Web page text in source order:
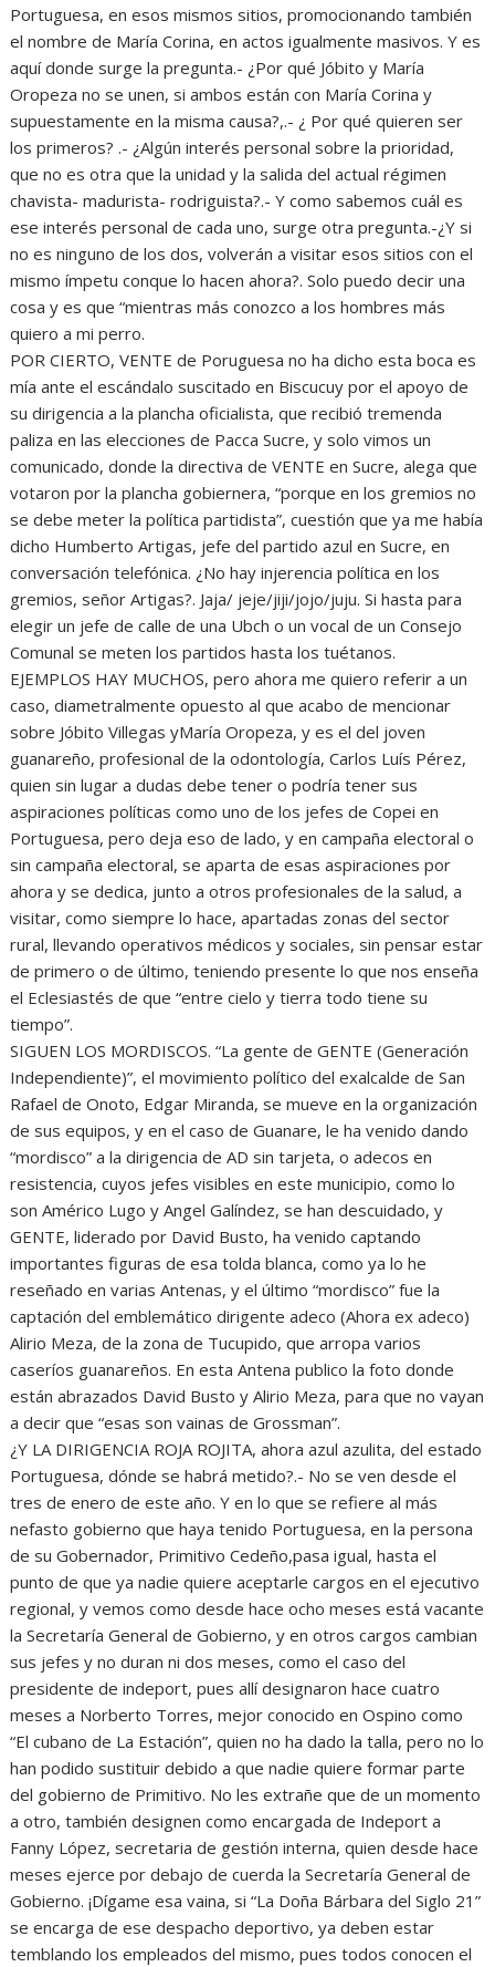
Portuguesa, en esos mismos sitios, promocionando también
el nombre de María Corina, en actos igualmente masivos. Y es
aquí donde surge la pregunta.- ¿Por qué Jóbito y María
Oropeza no se unen, si ambos están con María Corina y
supuestamente en la misma causa?,.- ¿ Por qué quieren ser
los primeros? .- ¿Algún interés personal sobre la prioridad,
que no es otra que la unidad y la salida del actual régimen
chavista- madurista- rodriguista?.- Y como sabemos cuál es
ese interés personal de cada uno, surge otra pregunta.-¿Y si
no es ninguno de los dos, volverán a visitar esos sitios con el
mismo ímpetu conque lo hacen ahora?. Solo puedo decir una
cosa y es que “mientras más conozco a los hombres más
quiero a mi perro.
POR CIERTO, VENTE de Poruguesa no ha dicho esta boca es
mía ante el escándalo suscitado en Biscucuy por el apoyo de
su dirigencia a la plancha oficialista, que recibió tremenda
paliza en las elecciones de Pacca Sucre, y solo vimos un
comunicado, donde la directiva de VENTE en Sucre, alega que
votaron por la plancha gobiernera, “porque en los gremios no
se debe meter la política partidista”, cuestión que ya me había
dicho Humberto Artigas, jefe del partido azul en Sucre, en
conversación telefónica. ¿No hay injerencia política en los
gremios, señor Artigas?. Jaja/ jeje/jiji/jojo/juju. Si hasta para
elegir un jefe de calle de una Ubch o un vocal de un Consejo
Comunal se meten los partidos hasta los tuétanos.
EJEMPLOS HAY MUCHOS, pero ahora me quiero referir a un
caso, diametralmente opuesto al que acabo de mencionar
sobre Jóbito Villegas yMaría Oropeza, y es el del joven
guanareño, profesional de la odontología, Carlos Luís Pérez,
quien sin lugar a dudas debe tener o podría tener sus
aspiraciones políticas como uno de los jefes de Copei en
Portuguesa, pero deja eso de lado, y en campaña electoral o
sin campaña electoral, se aparta de esas aspiraciones por
ahora y se dedica, junto a otros profesionales de la salud, a
visitar, como siempre lo hace, apartadas zonas del sector
rural, llevando operativos médicos y sociales, sin pensar estar
de primero o de último, teniendo presente lo que nos enseña
el Eclesiastés de que “entre cielo y tierra todo tiene su
tiempo”.
SIGUEN LOS MORDISCOS. “La gente de GENTE (Generación
Independiente)”, el movimiento político del exalcalde de San
Rafael de Onoto, Edgar Miranda, se mueve en la organización
de sus equipos, y en el caso de Guanare, le ha venido dando
“mordisco” a la dirigencia de AD sin tarjeta, o adecos en
resistencia, cuyos jefes visibles en este municipio, como lo
son Américo Lugo y Angel Galíndez, se han descuidado, y
GENTE, liderado por David Busto, ha venido captando
importantes figuras de esa tolda blanca, como ya lo he
reseñado en varias Antenas, y el último “mordisco” fue la
captación del emblemático dirigente adeco (Ahora ex adeco)
Alirio Meza, de la zona de Tucupido, que arropa varios
caseríos guanareños. En esta Antena publico la foto donde
están abrazados David Busto y Alirio Meza, para que no vayan
a decir que “esas son vainas de Grossman”.
¿Y LA DIRIGENCIA ROJA ROJITA, ahora azul azulita, del estado
Portuguesa, dónde se habrá metido?.- No se ven desde el
tres de enero de este año. Y en lo que se refiere al más
nefasto gobierno que haya tenido Portuguesa, en la persona
de su Gobernador, Primitivo Cedeño,pasa igual, hasta el
punto de que ya nadie quiere aceptarle cargos en el ejecutivo
regional, y vemos como desde hace ocho meses está vacante
la Secretaría General de Gobierno, y en otros cargos cambian
sus jefes y no duran ni dos meses, como el caso del
presidente de indeport, pues allí designaron hace cuatro
meses a Norberto Torres, mejor conocido en Ospino como
“El cubano de La Estación”, quien no ha dado la talla, pero no lo
han podido sustituir debido a que nadie quiere formar parte
del gobierno de Primitivo. No les extrañe que de un momento
a otro, también designen como encargada de Indeport a
Fanny López, secretaria de gestión interna, quien desde hace
meses ejerce por debajo de cuerda la Secretaría General de
Gobierno. ¡Dígame esa vaina, si “La Doña Bárbara del Siglo 21”
se encarga de ese despacho deportivo, ya deben estar
temblando los empleados del mismo, pues todos conocen el